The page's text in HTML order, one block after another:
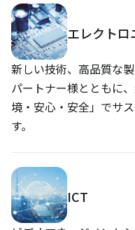
エレクトロ
新しい技術、高品質な
パートナー様とともに
境・安心・安全」でサ
す。
ICT